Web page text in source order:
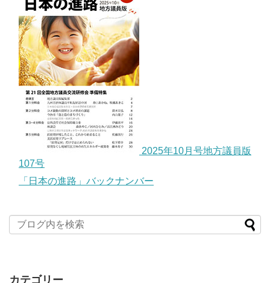
2025年10月号地方議員版
107号
「日本の進路」バックナンバー
カテゴリー